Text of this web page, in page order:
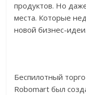
продуктов. Но
места. Которые
новой бизнес-идеи.
Беспилотный
Robomart был